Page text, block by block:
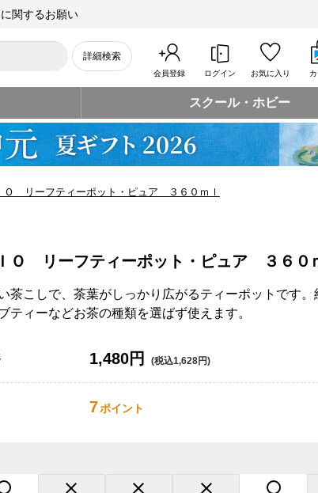
関するお願い
詳細検索
会員登録 ログイン お気に入り
スクール・ホビー
Ｏ リーフティーポット・ピュア ３６０ｍｌ
Ｏ リーフティーポット・ピュア ３６０
茶こしで、茶葉がしっかり広がるティーポットです。
ティーなどお茶の種類を選ばず使えます。
1,480円 (税込1,628円)
7ポイント